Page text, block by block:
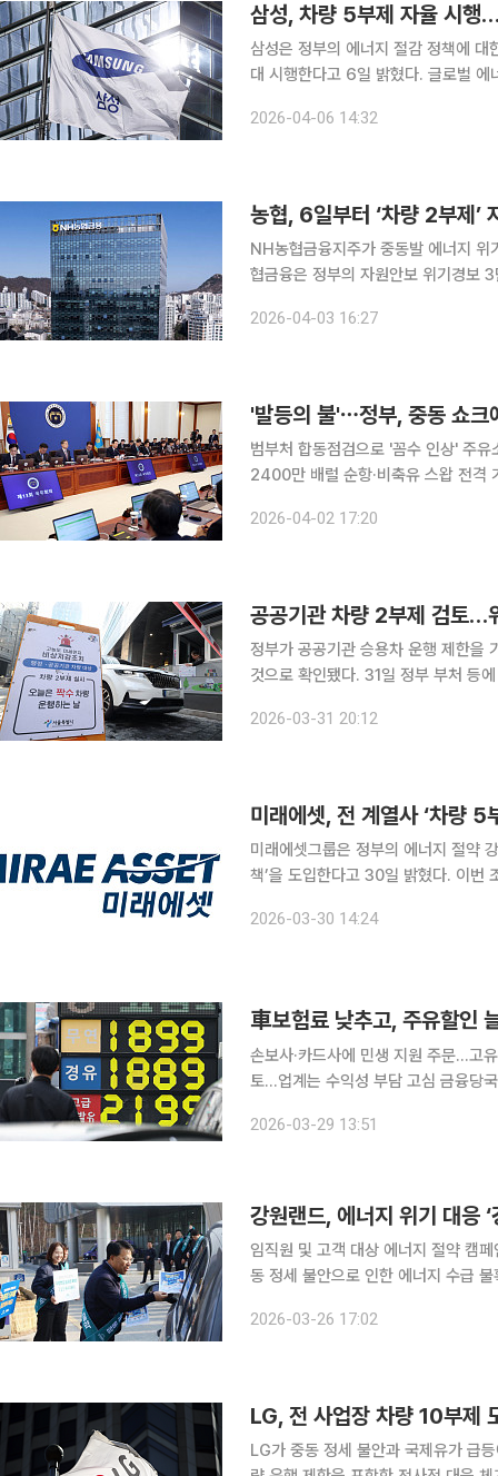
삼성, 차량 5부제 자율 시행
삼성은 정부의 에너지 절감 정책에
대 시행한다고 6일 밝혔다. 글로벌 에
장 차량 5부제 시행 등 에너지 수요
2026-04-06 14:32
농협, 6일부터 ‘차량 2부제’
NH농협금융지주가 중동발 에너지 위
협금융은 정부의 자원안보 위기경보
른 조치다. 농협금융은 앞서 지난달
2026-04-03 16:27
범부처 합동점검으로 '꼼수 인상' 주
2400만 배럴 순항·비축유 스왑 전격
경제 충격을 최소화하기 위해 '당장의
2026-04-02 17:20
공공기관 차량 2부제 검토…
정부가 공공기관 승용차 운행 제한을
것으로 확인됐다. 31일 정부 부처 등에 따르면 원유 자원안보위기 단계가 ‘경계’로 격상될 경우 다음
따라 격일로 운행을 제한하는 방식으
2026-03-31 20:12
미래에셋, 전 계열사 ‘차량
미래에셋그룹은 정부의 에너지 절약
책’을 도입한다고 30일 밝혔다. 이번 조치는 그룹 전반에 차량운행 제한 등 자발적인 참여를 통해
열사 임직원을 대상으로 ‘차량 5부제
2026-03-30 14:24
車보험료 낮추고, 주유할인
손보사·카드사에 민생 지원 주문…고
토…업계는 수익성 부담 고심 금융당국이 중동 사태 장기화에 따른 고유가 대응 방안으로 자동차보
융위원회는 최근 손해보험사 임원과
2026-03-29 13:51
강원랜드, 에너지 위기 대응
임직원 및 고객 대상 에너지 절약 캠페인 시
동 정세 불안으로 인한 에너지 수급
원과 고객 대상 에너지 절약 캠페인을
2026-03-26 17:02
LG, 전 사업장 차량 10부제
LG가 중동 정세 불안과 국제유가 급